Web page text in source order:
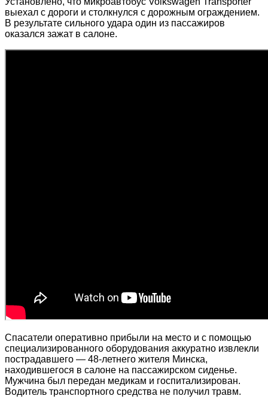
выехал с дороги и столкнулся с дорожным ограждением.
В результате сильного удара один из пассажиров
оказался зажат в салоне.
Спасатели оперативно прибыли на место и с помощью
специализированного оборудования аккуратно извлекли
пострадавшего — 48-летнего жителя Минска,
находившегося в салоне на пассажирском сиденье.
Мужчина был передан медикам и госпитализирован.
Водитель транспортного средства не получил травм.